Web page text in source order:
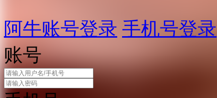
阿牛账号登录 手机号登录
账号